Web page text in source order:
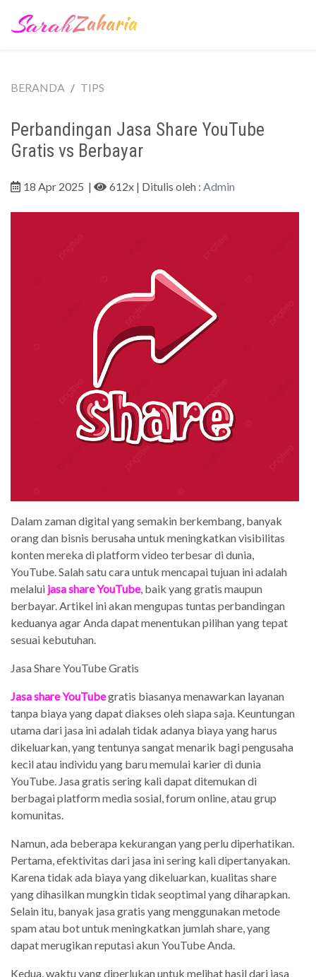
BERANDA TIPS
Perbandingan Jasa Share YouTube
Gratis vs Berbayar
18 Apr 2025 | 612x | Ditulis oleh : Admin
Dalam zaman digital yang semakin berkembang, banyak
orang dan bisnis berusaha untuk meningkatkan visibilitas
konten mereka di platform video terbesar di dunia,
YouTube. Salah satu cara untuk mencapai tujuan ini adalah
melalui jasa share YouTube, baik yang gratis maupun
berbayar. Artikel ini akan mengupas tuntas perbandingan
keduanya agar Anda dapat menentukan pilihan yang tepat
sesuai kebutuhan.
Jasa Share YouTube Gratis
Jasa share YouTubegratis biasanya menawarkan layanan
tanpa biaya yang dapat diakses oleh siapa saja. Keuntungan
utama dari jasa ini adalah tidak adanya biaya yang harus
dikeluarkan, yang tentunya sangat menarik bagi pengusaha
kecil atau individu yang baru memulai karier di dunia
YouTube. Jasa gratis sering kali dapat ditemukan di
berbagai platform media sosial, forum online, atau grup
komunitas.
Namun, ada beberapa kekurangan yang perlu diperhatikan.
Pertama, efektivitas dari jasa ini sering kali dipertanyakan.
Karena tidak ada biaya yang dikeluarkan, kualitas share
yang dihasilkan mungkin tidak seoptimal yang diharapkan.
Selain itu, banyak jasa gratis yang menggunakan metode
spam atau bot untuk meningkatkan jumlah share, yang
dapat merugikan reputasi akun YouTube Anda.
Kedua, waktu yang diperlukan untuk melihat hasil dari jasa